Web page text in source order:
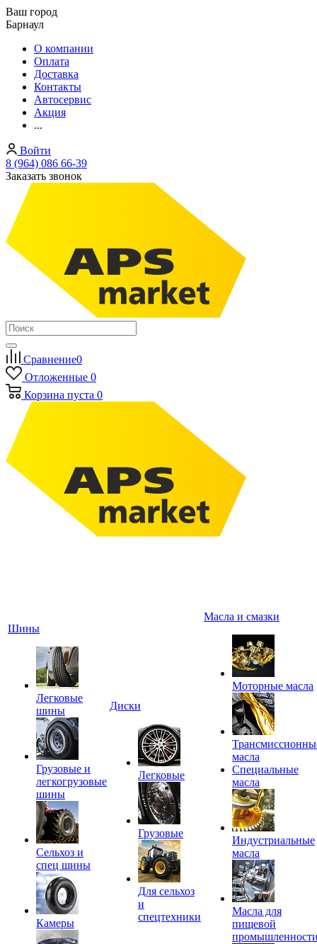
Ваш город
Барнаул
О компании
Оплата
Доставка
Контакты
Автосервис
Акция
...
Войти
8 (964) 086 66-39
Заказать звонок
Сравнение0
Отложенные 0
Корзина пуста 0
Шины
Легковые
шины
Грузовые и
легкогрузовые
шины
Сельхоз и
спец шины
Камеры
Диски
Легковые
Грузовые
Для сельхоз
и
спецтехники
Масла и смазки
Моторные масла
масла
Специальные
масла
Индустриальные
масла
Масла для
пищевой